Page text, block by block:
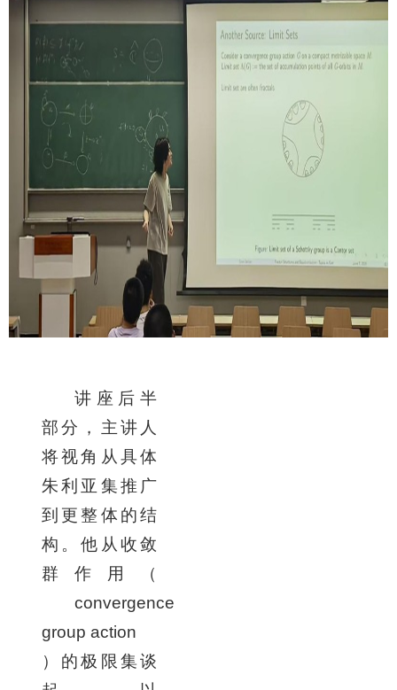
讲座后半
部分，主讲人
将视角从具体
朱利亚集推广
到更整体的结
构。他从收敛
群作用（
convergence
group action
）的极限集谈